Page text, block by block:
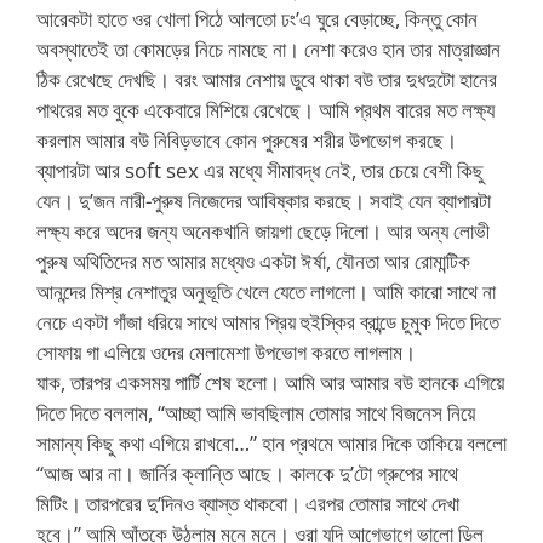
আরেকটা হাতে ওর খোলা পিঠে আলতো ঢং’এ ঘুরে বেড়াচ্ছে, কিন্তু কোন
অবস্থাতেই তা কোমড়ের নিচে নামছে না। নেশা করেও হান তার মাত্রাজ্ঞান
ঠিক রেখেছে দেখছি। বরং আমার নেশায় ডুবে থাকা বউ তার দুধদুটো হানের
পাথরের মত বুকে একেবারে মিশিয়ে রেখেছে। আমি প্রথম বারের মত লক্ষ্য
করলাম আমার বউ নিবিড়ভাবে কোন পুরুষের শরীর উপভোগ করছে।
ব্যাপারটা আর soft sex এর মধ্যে সীমাবদ্ধ নেই, তার চেয়ে বেশী কিছু
যেন। দু’জন নারী-পুরুষ নিজেদের আবিষ্কার করছে। সবাই যেন ব্যাপারটা
লক্ষ্য করে অদের জন্য অনেকখানি জায়গা ছেড়ে দিলো। আর অন্য লোভী
পুরুষ অথিতিদের মত আমার মধ্যেও একটা ঈর্ষা, যৌনতা আর রোমান্টিক
আনন্দের মিশ্র নেশাতুর অনুভূতি খেলে যেতে লাগলো। আমি কারো সাথে না
নেচে একটা গাঁজা ধরিয়ে সাথে আমার প্রিয় হুইস্কির ব্রান্ডে চুমুক দিতে দিতে
সোফায় গা এলিয়ে ওদের মেলামেশা উপভোগ করতে লাগলাম।
যাক, তারপর একসময় পার্টি শেষ হলো। আমি আর আমার বউ হানকে এগিয়ে
দিতে দিতে বললাম, “আচ্ছা আমি ভাবছিলাম তোমার সাথে বিজনেস নিয়ে
সামান্য কিছু কথা এগিয়ে রাখবো…” হান প্রথমে আমার দিকে তাকিয়ে বললো
“আজ আর না। জার্নির ক্লান্তি আছে। কালকে দু’টো গ্রুপের সাথে
মিটিং। তারপরের দু’দিনও ব্যাস্ত থাকবো। এরপর তোমার সাথে দেখা
হবে।” আমি আঁতকে উঠলাম মনে মনে। ওরা যদি আগেভাগে ভালো ডিল